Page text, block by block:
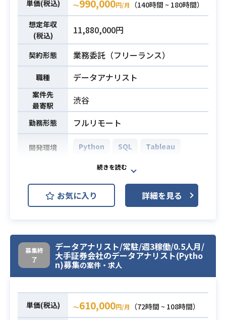
関わるデータ分析業務全体に対し
ます。
必須スキル
・Google Analytics(特にGA4)もしく
はAdobe Analyticsを用いたWebアク
セス分析の経験
・分析結果に基づいた改善提案また
はレポート作成の経験
・ExcelやGoogleスプレッドシート
でのデータ集計・可視化の経験
・Webマーケティング領域に関する
ジョン最適化など）
単価(税込) 〜990,000円/月
（140時間 ~ 180時間）
想定年収
(税込)
11,880,000円
契約形態 業務委託（フリーランス）
職種 データアナリスト
案件先
最寄駅
渋谷
勤務形態 フルリモート
開発環境 Python SQL Tableau
業務内容
タレントマネジメントシステムに関
わる2軸で業務を行っていただきま
す。
①開発生産性に関するデータ分析と
・各種開発データ（リードタイム、
デプロイ頻度など）の収集・分析と
プロジェクトメンバーへのレポーテ
・開発生産性に関わるデータの整合
お気に入り 詳細を見る
募集終
了
データアナリスト/常駐/週3稼働/0.5人月/
大手証券会社のデータアナリスト(Pytho
n)募集の案件・求人
単価(税込) 〜610,000円/月
（72時間 ~ 108時間）